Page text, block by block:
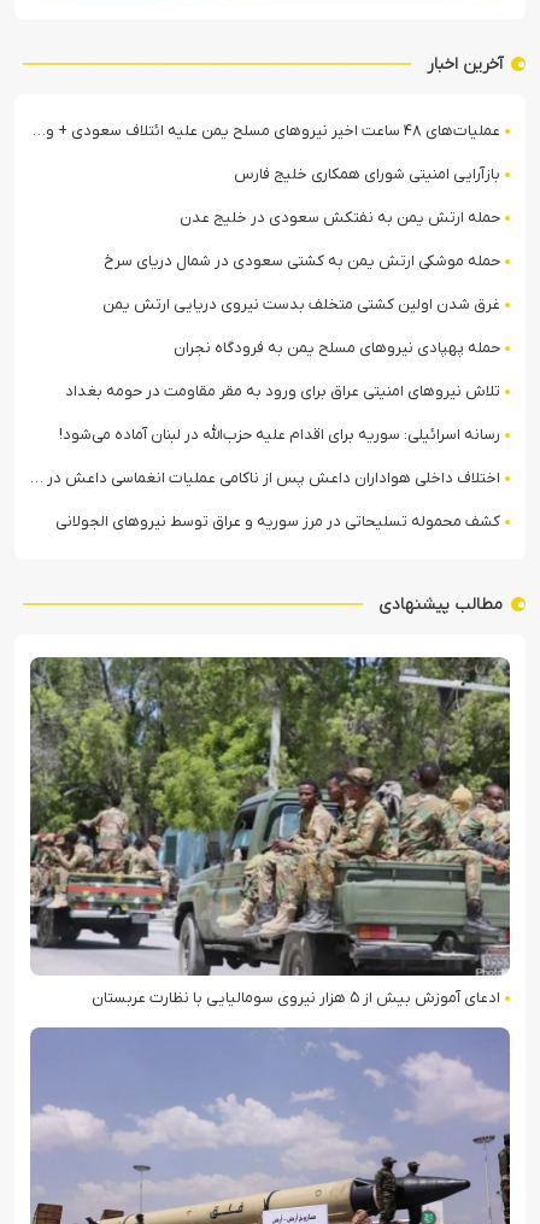
آخرین اخبار
عملیات‌های ۴۸ ساعت اخیر نیروهای مسلح یمن علیه ائتلاف سعودی + ویدیو
بازآرایی امنیتی شورای همکاری خلیج فارس
حمله ارتش یمن به نفتکش سعودی در خلیج عدن
حمله موشکی ارتش یمن به کشتی سعودی در شمال دریای سرخ
غرق شدن اولین کشتی متخلف بدست نیروی دریایی ارتش یمن
حمله پهپادی نیروهای مسلح یمن به فرودگاه نجران
تلاش نیروهای امنیتی عراق برای ورود به مقر مقاومت در حومه بغداد
رسانه اسرائیلی: سوریه برای اقدام علیه حزب‌الله در لبنان آماده می‌شود!
اختلاف داخلی هواداران داعش پس از ناکامی عملیات انغماسی داعش در رقه
کشف محموله تسلیحاتی در مرز سوریه و عراق توسط نیروهای الجولانی
مطالب پیشنهادی
ادعای آموزش بیش از ۵ هزار نیروی سومالیایی با نظارت عربستان